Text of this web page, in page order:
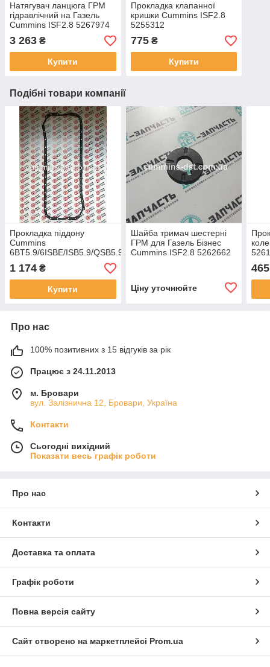
Натягувач ланцюга ГРМ
гідравлічний на Газель
Cummins ISF2.8 5267974
3 263 ₴
Купити
Прокладка клапанної
кришки Cummins ISF2.8
5255312
775₴
Купити
Подібні товари компанії
Прокладка піддону
Cummins
6BT5.9/6ISBE/ISB5.9/QSB5.9
1 174 ₴
Купити
Шайба тримач шестерні
ГРМ для Газель Бізнес
Cummins ISF2.8 5262662
Ціну уточнюйте
465
Про нас
100% позитивних з 15 відгуків за рік
Працює з 24.11.2013
м. Бровари
вул. Залізнична 12, Бровари, Україна
Контакти
Сьогодні вихідний
Показати весь графік роботи
Про нас
Контакти
Доставка та оплата
Графік роботи
Повна версія сайту
Сайт створено на маркетплейсі Prom.ua